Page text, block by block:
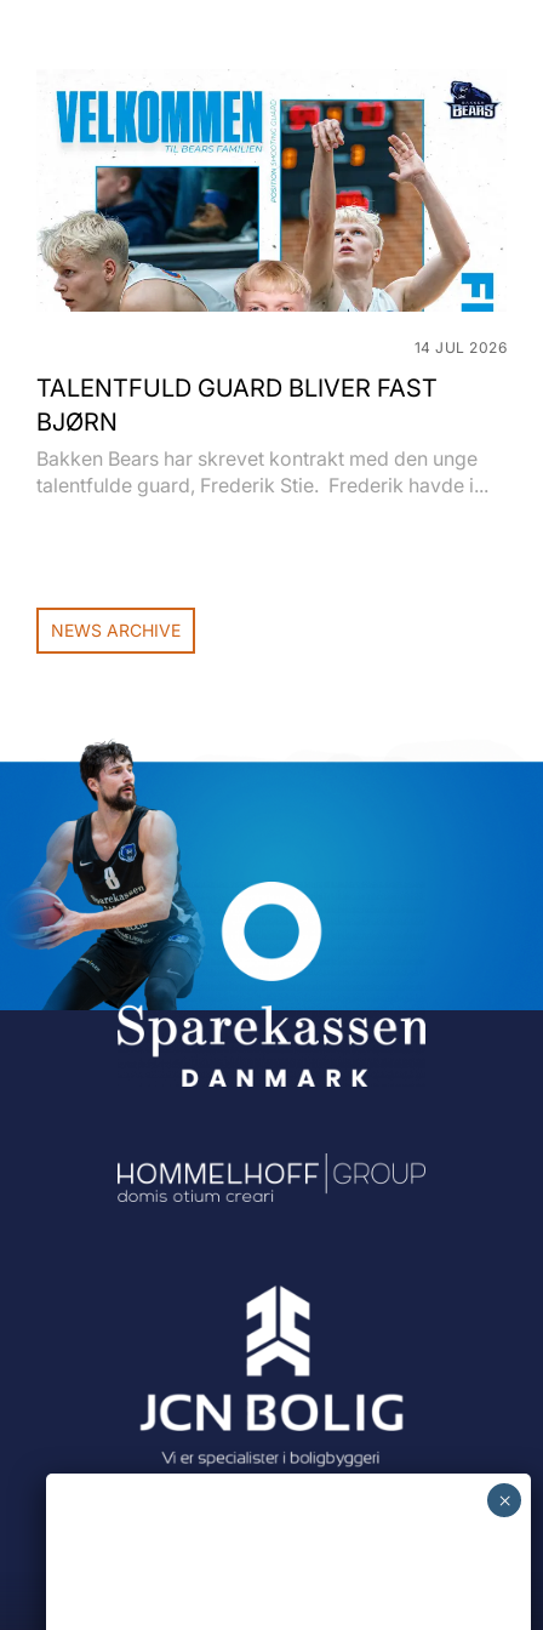
14 JUL 2026
TALENTFULD GUARD BLIVER FAST
BJØRN
Bakken Bears har skrevet kontrakt med den unge
talentfulde guard, Frederik Stie. Frederik havde i...
NEWS ARCHIVE